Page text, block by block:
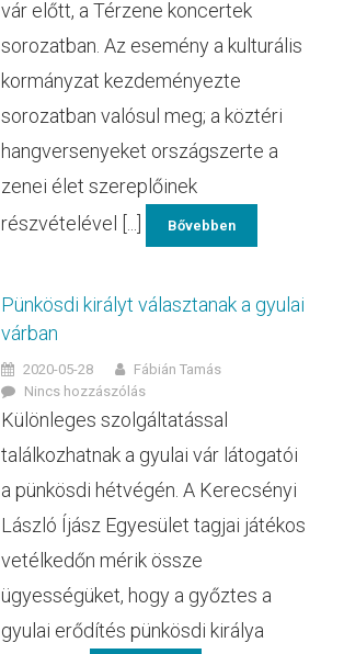
vár előtt, a Térzene koncertek
sorozatban. Az esemény a kulturális
kormányzat kezdeményezte
sorozatban valósul meg; a köztéri
hangversenyeket országszerte a
zenei élet szereplőinek
részvételével [...]
Bővebben
Pünkösdi királyt választanak a gyulai
várban
2020-05-28
Fábián Tamás
Nincs hozzászólás
Különleges szolgáltatással
találkozhatnak a gyulai vár látogatói
a pünkösdi hétvégén. A Kerecsényi
László Íjász Egyesület tagjai játékos
vetélkedőn mérik össze
ügyességüket, hogy a győztes a
gyulai erődítés pünkösdi királya